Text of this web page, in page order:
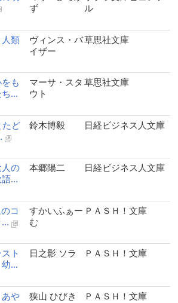
ず
ル
類
ヴィンス・バ
イザー
草思社文庫
も
...
マーサ・スタ
ウト
草思社文庫
たど
鈴木博毅 日経ビジネス人文庫
の
...
本郷陽二 日経ビジネス人文庫
コ
...
すかいふぁー
む
ＰＡＳＨ！文庫
ト
...
日之影 ソラ ＰＡＳＨ！文庫
や
狭山 ひびき ＰＡＳＨ！文庫